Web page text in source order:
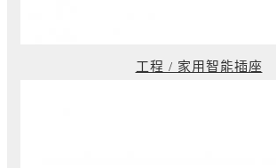
工程 / 家用智能插座